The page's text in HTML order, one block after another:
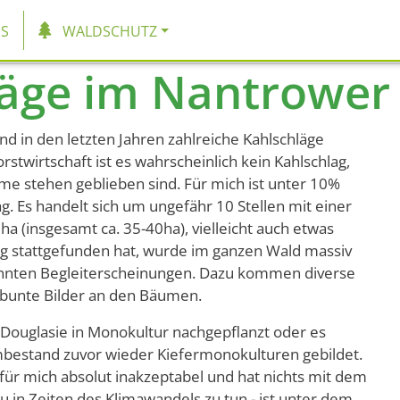
WALDSCHUTZ
im
in den letzten Jahren zahlreiche Kahlschläge
ist es wahrscheinlich kein Kahlschlag,
stehen geblieben sind. Für mich ist unter 10%
Es handelt sich um ungefähr 10 Stellen mit einer
(insgesamt ca. 35-40ha), vielleicht auch etwas
stattgefunden hat, wurde im ganzen Wald massiv
Begleiterscheinungen. Dazu kommen diverse
Bilder an den Bäumen.
in Monokultur nachgepflanzt oder es
zuvor wieder Kiefermonokulturen gebildet.
mich absolut inakzeptabel und hat nichts mit dem